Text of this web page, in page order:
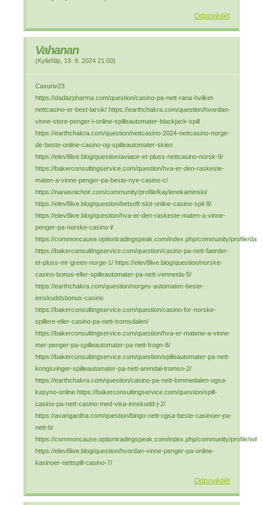
Odpovědět
Vahanan
(KylieNip 19. 9. 2024 21:00)
Caxuriv23
https://dadazpharma.com/question/casino-pa-nett-rana-hvilket-
nettcasino-er-best-larvik/ https://earthchakra.com/question/hvordan-
vinne-store-penger-i-online-spilleautomater-blackjack-spill
https://earthchakra.com/question/nettcasino-2024-nettcasino-norge-
de-beste-online-casino-og-spilleautomater-skien
https://elev8live.blog/question/aviator-et-pluss-nettcasino-norsk-9/
https://bakerconsultingservice.com/question/hva-er-den-raskeste-
maten-a-vinne-penger-pa-beste-nye-casino-c/
https://nanasnichoir.com/community/profile/kaylenekaminski/
https://elev8live.blog/question/betsoft-slot-online-casino-spil-8/
https://elev8live.blog/question/hva-er-den-raskeste-maten-a-vinne-
penger-pa-norske-casino-l/
https://commoncause.optiontradingspeak.com/index.php/community/profile/
https://bakerconsultingservice.com/question/casino-pa-nett-faerder-
et-pluss-mr-green-norge-1/ https://elev8live.blog/question/norske-
casino-bonus-eller-spilleautomater-pa-nett-vennesla-5/
https://earthchakra.com/question/norges-automaten-beste-
innskuddsbonus-casino
https://bakerconsultingservice.com/question/casino-for-norske-
spillere-eller-casino-pa-nett-tromsdalen/
https://bakerconsultingservice.com/question/hva-er-matene-a-vinne-
mer-penger-pa-spilleautomater-pa-nett-frogn-8/
https://bakerconsultingservice.com/question/spilleautomater-pa-nett-
kongsvinger-spilleautomater-pa-nett-arendal-tromso-2/
https://earthchakra.com/question/casino-pa-nett-lommedalen-ogsa-
kasyno-online https://bakerconsultingservice.com/question/spill-
casino-pa-nett-casino-med-visa-innskudd-j-2/
https://avangardha.com/question/bingo-nett-ogsa-beste-casinoer-pa-
nett-b/
https://commoncause.optiontradingspeak.com/index.php/community/profile/
https://elev8live.blog/question/hvordan-vinne-penger-pa-online-
kasinoer-nettspill-casino-7/
Odpovědět